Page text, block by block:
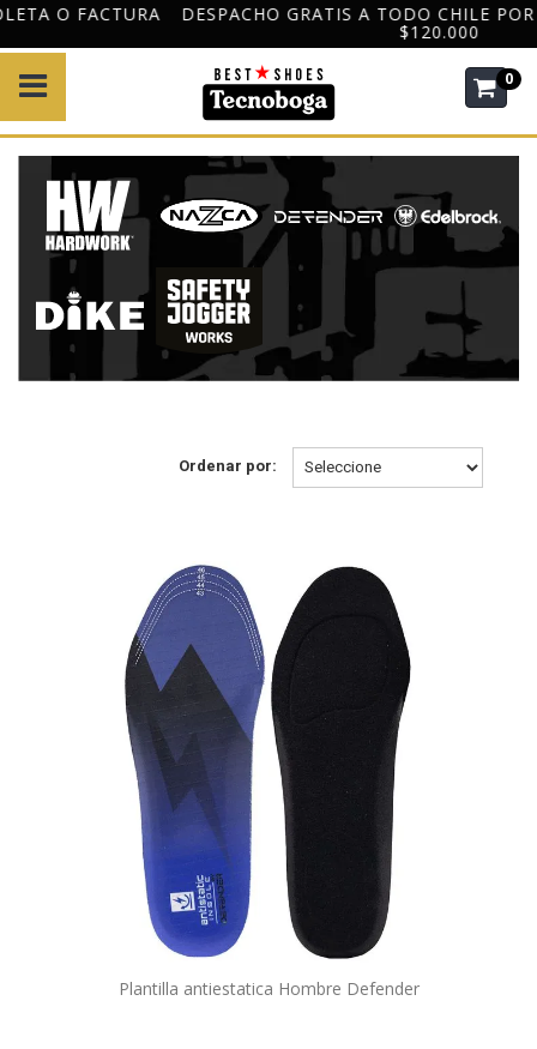
DESPACHO GRATIS A TODO CHILE POR COMPRAS DESDE
0
Ordenar por:
Plantilla antiestatica Hombre Defender